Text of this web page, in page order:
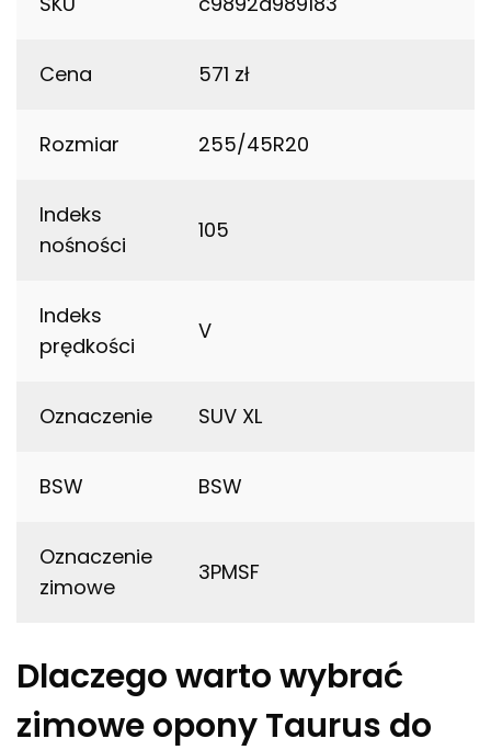
Cena 571 zł
Rozmiar 255/45R20
Indeks
nośności
105
Indeks
prędkości
V
Oznaczenie SUV XL
BSW BSW
Oznaczenie
zimowe
3PMSF
Dlaczego warto wybrać
zimowe opony Taurus do